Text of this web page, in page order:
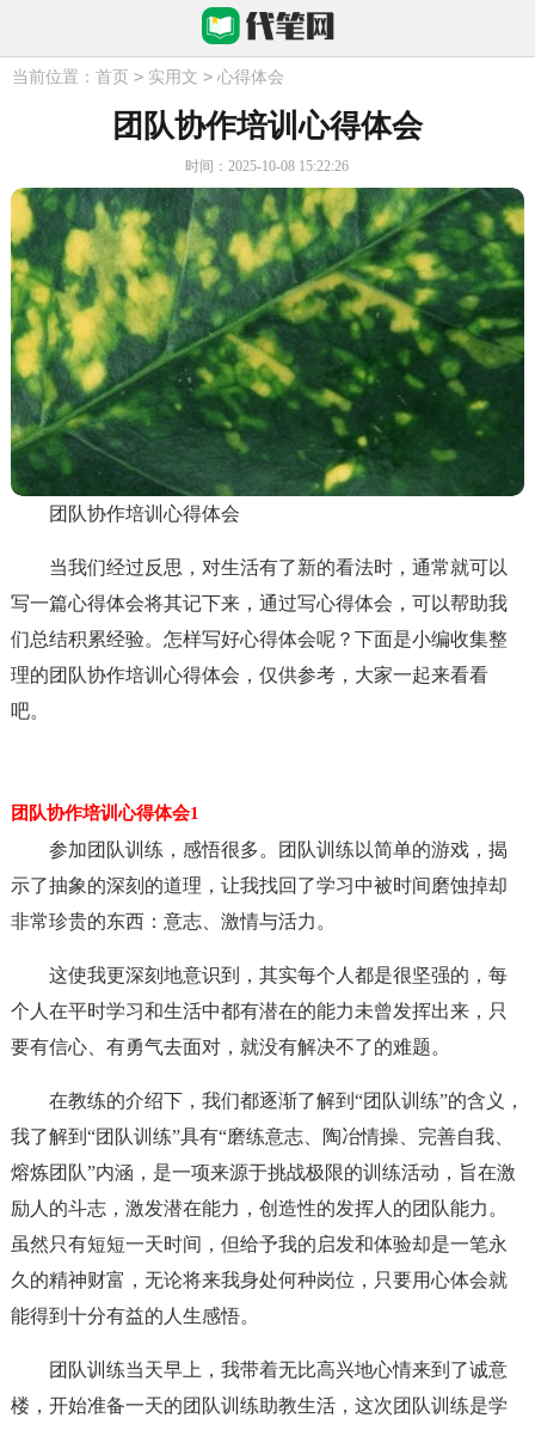
当前位置： 首页 > 实用文 > 心得体会
团队协作培训心得体会
时间：2025-10-08 15:22:26
团队协作培训心得体会
当我们经过反思，对生活有了新的看法时，通常就可以
写一篇心得体会将其记下来，通过写心得体会，可以帮助我
们总结积累经验。怎样写好心得体会呢？下面是小编收集整
理的团队协作培训心得体会，仅供参考，大家一起来看看
吧。
团队协作培训心得体会1
参加团队训练，感悟很多。团队训练以简单的游戏，揭
示了抽象的深刻的道理，让我找回了学习中被时间磨蚀掉却
非常珍贵的东西：意志、激情与活力。
这使我更深刻地意识到，其实每个人都是很坚强的，每
个人在平时学习和生活中都有潜在的能力未曾发挥出来，只
要有信心、有勇气去面对，就没有解决不了的难题。
在教练的介绍下，我们都逐渐了解到“团队训练”的含义，
我了解到“团队训练”具有“磨练意志、陶冶情操、完善自我、
熔炼团队”内涵，是一项来源于挑战极限的训练活动，旨在激
励人的斗志，激发潜在能力，创造性的发挥人的团队能力。
虽然只有短短一天时间，但给予我的启发和体验却是一笔永
久的精神财富，无论将来我身处何种岗位，只要用心体会就
能得到十分有益的人生感悟。
团队训练当天早上，我带着无比高兴地心情来到了诚意
楼，开始准备一天的团队训练助教生活，这次团队训练是学